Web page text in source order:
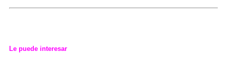
Le puede interesar